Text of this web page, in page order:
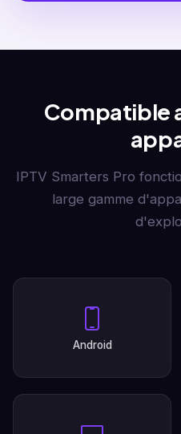
Compatible
IPTV Smarters Pro
large gamme
Android